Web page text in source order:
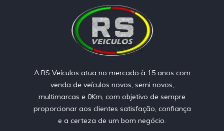
A RS Veículos atua no mercado à 15 anos com
venda de veículos novos, semi novos,
multimarcas e 0Km, com objetivo de sempre
proporcionar aos clientes satisfação, confiança
e a certeza de um bom negócio.